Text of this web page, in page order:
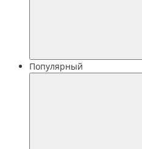
Популярный